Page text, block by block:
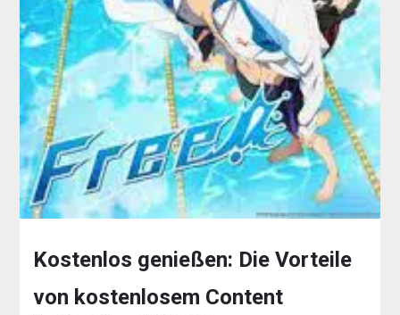
Kostenlos genießen: Die Vorteile
von kostenlosem Content